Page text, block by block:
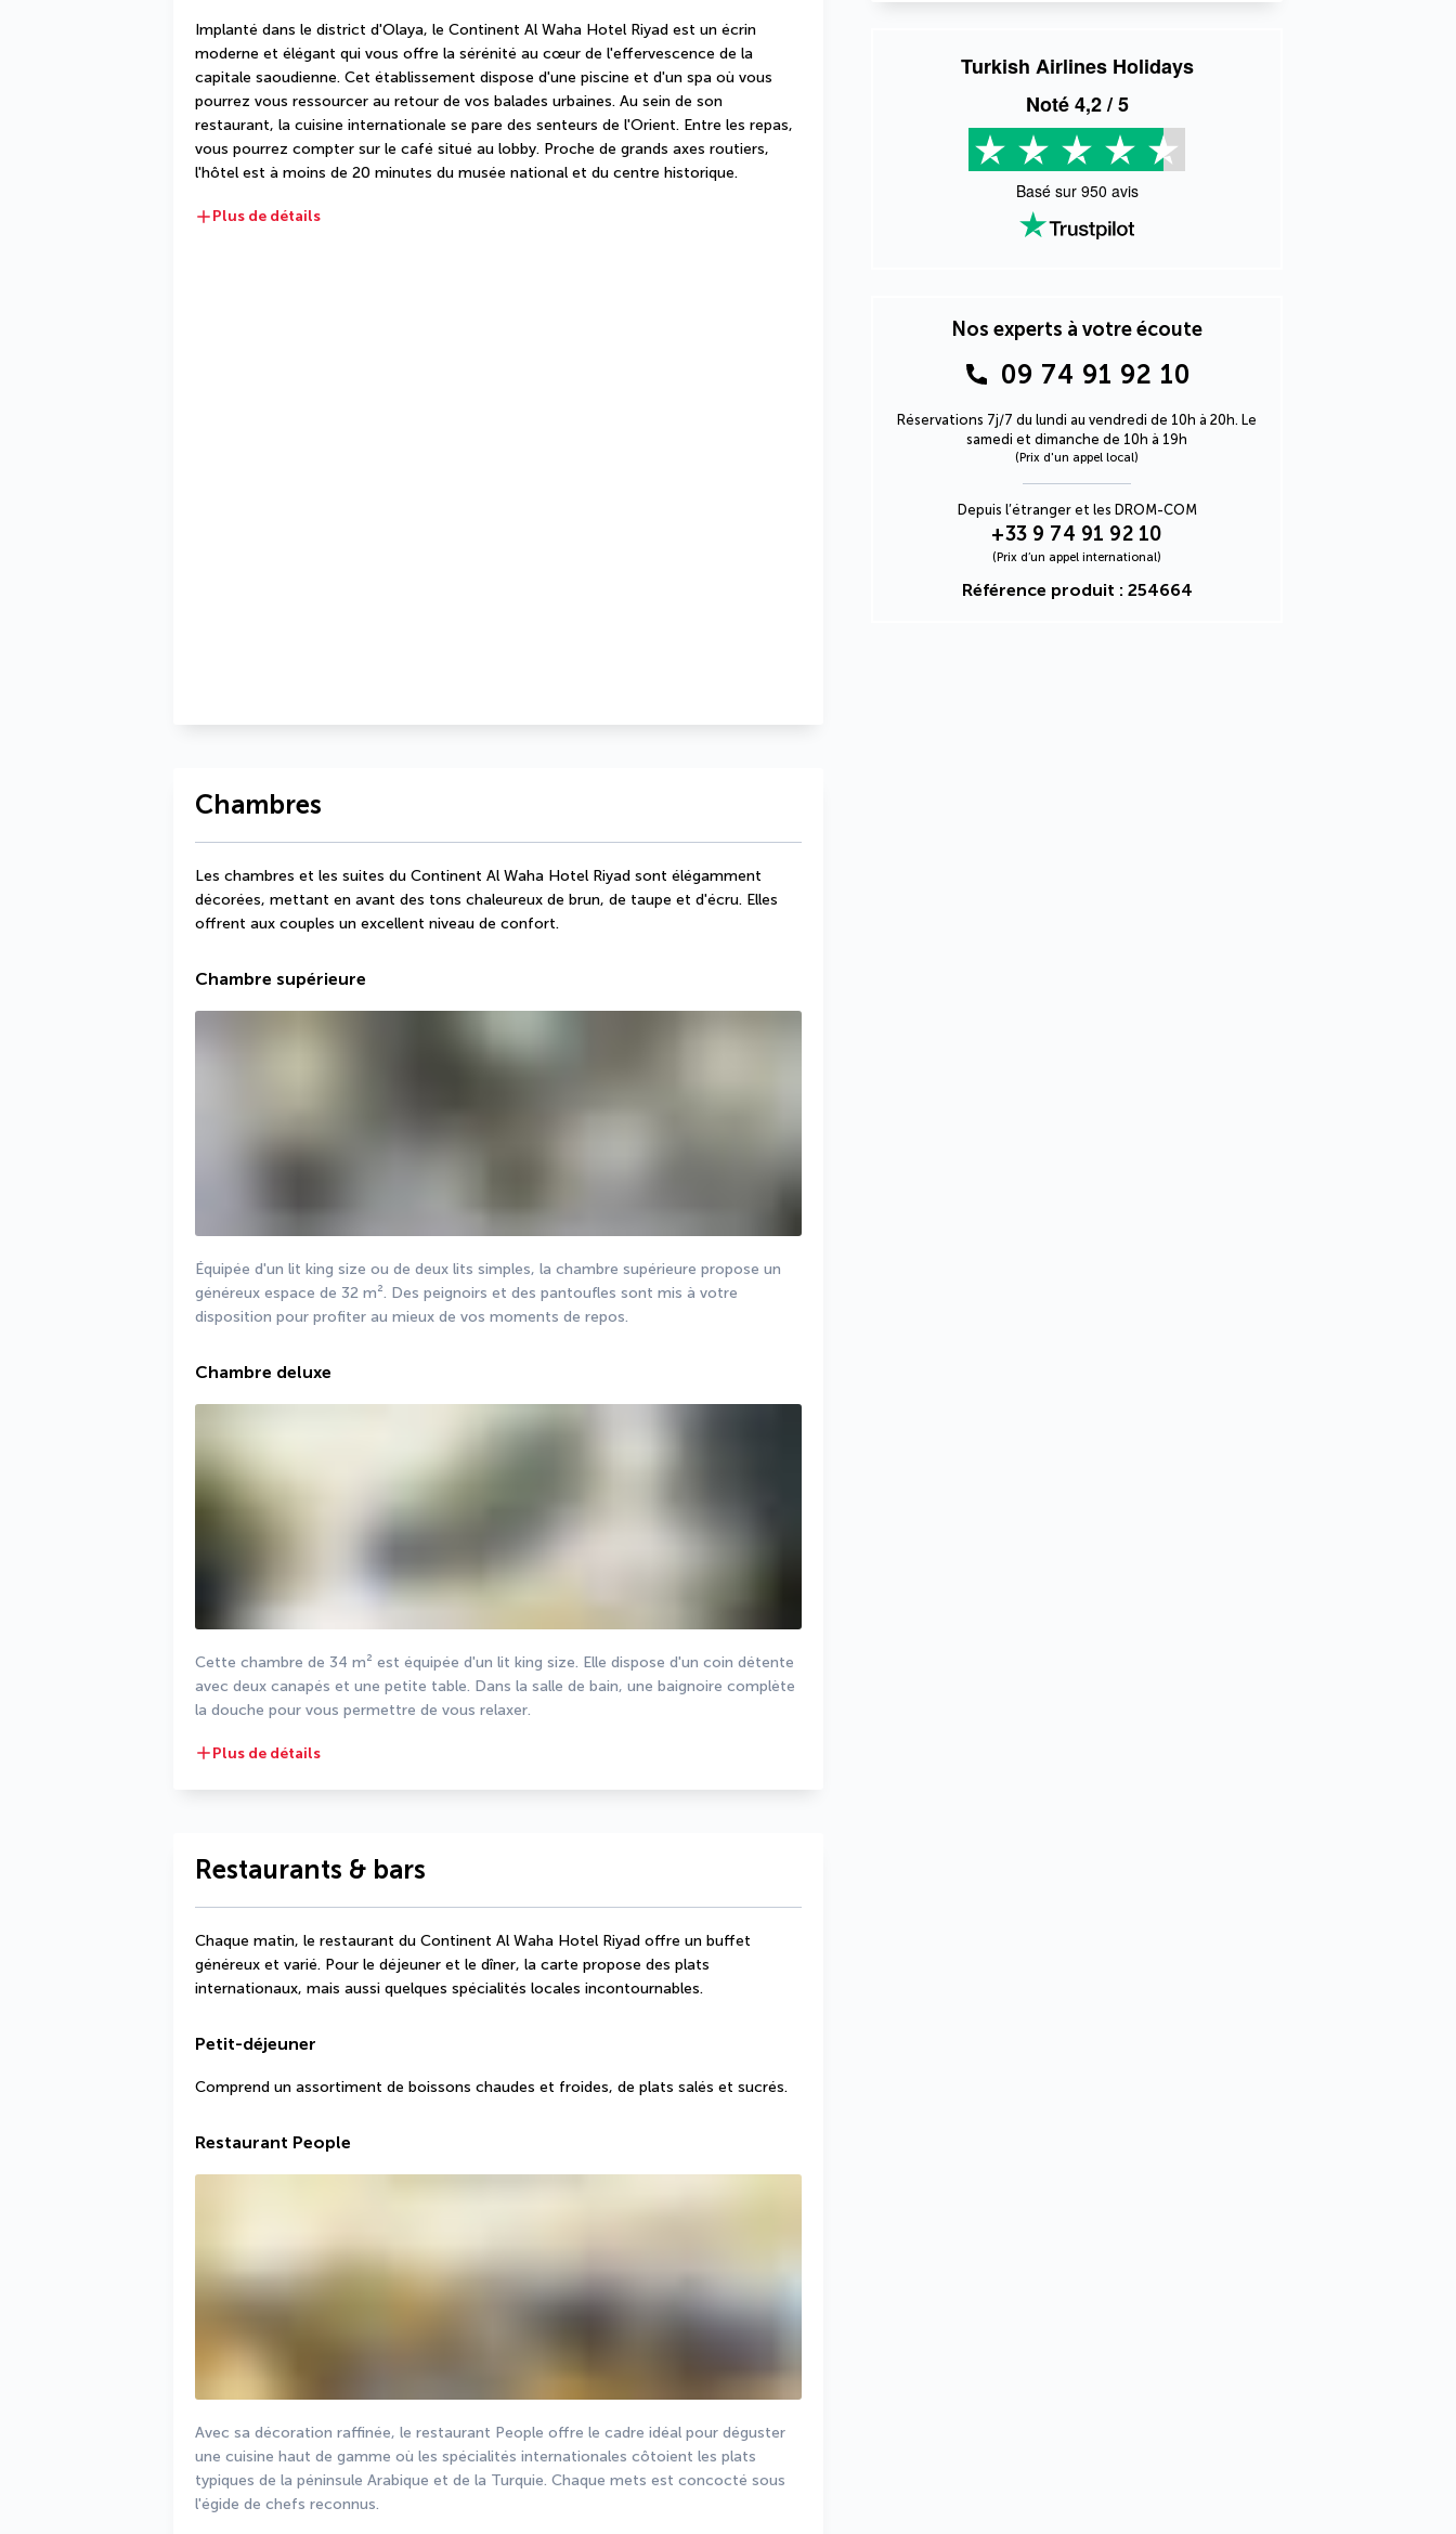
Turkish Airlines Holidays
Noté4,2/ 5
Basé sur 950 avis
Nos experts à votre écoute
09 74 91 92 10
Réservations 7j/7 du lundi au vendredi de 10h à 20h. Le
samedi et dimanche de 10h à 19h
(Prix d'un appel local)
Depuis l’étranger et les DROM-COM
+33 9 74 91 92 10
(Prix d’un appel international)
Référence produit : 254664
Implanté dans le district d'Olaya, le Continent Al Waha Hotel Riyad est un écrin
moderne et élégant qui vous offre la sérénité au cœur de l'effervescence de la
capitale saoudienne. Cet établissement dispose d'une piscine et d'un spa où vous
pourrez vous ressourcer au retour de vos balades urbaines. Au sein de son
restaurant, la cuisine internationale se pare des senteurs de l'Orient. Entre les repas,
vous pourrez compter sur le café situé au lobby. Proche de grands axes routiers,
l'hôtel est à moins de 20 minutes du musée national et du centre historique.
Plus de détails
Chambres
Les chambres et les suites du Continent Al Waha Hotel Riyad sont élégamment
décorées, mettant en avant des tons chaleureux de brun, de taupe et d'écru. Elles
offrent aux couples un excellent niveau de confort.
Chambre supérieure
Équipée d'un lit king size ou de deux lits simples, la chambre supérieure propose un
généreux espace de 32 m². Des peignoirs et des pantoufles sont mis à votre
disposition pour profiter au mieux de vos moments de repos.
Chambre deluxe
Cette chambre de 34 m² est équipée d'un lit king size. Elle dispose d'un coin détente
avec deux canapés et une petite table. Dans la salle de bain, une baignoire complète
la douche pour vous permettre de vous relaxer.
Plus de détails
Restaurants & bars
Chaque matin, le restaurant du Continent Al Waha Hotel Riyad offre un buffet
généreux et varié. Pour le déjeuner et le dîner, la carte propose des plats
internationaux, mais aussi quelques spécialités locales incontournables.
Petit-déjeuner
Comprend un assortiment de boissons chaudes et froides, de plats salés et sucrés.
Restaurant People
Avec sa décoration raffinée, le restaurant People offre le cadre idéal pour déguster
une cuisine haut de gamme où les spécialités internationales côtoient les plats
typiques de la péninsule Arabique et de la Turquie. Chaque mets est concocté sous
l'égide de chefs reconnus.